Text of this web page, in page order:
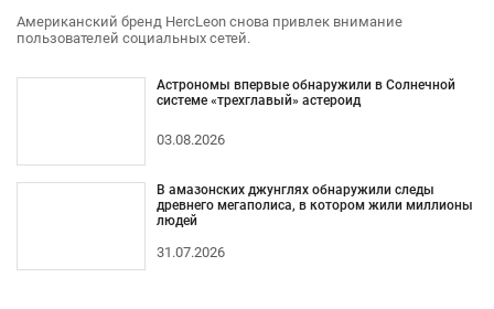
Американский бренд HercLeon снова привлек внимание
пользователей социальных сетей.
Астрономы впервые обнаружили в Солнечной
системе «трехглавый» астероид
03.08.2026
В амазонских джунглях обнаружили следы
древнего мегаполиса, в котором жили миллионы
людей
31.07.2026